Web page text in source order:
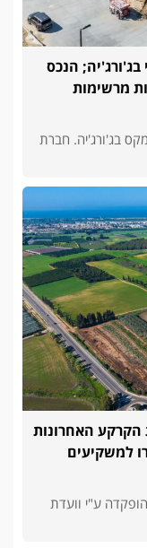
הנכס
מרשימות
בג'ורג'יה. חברת
הקרקע האחרונות
למשקיעים
ע"י וועדת